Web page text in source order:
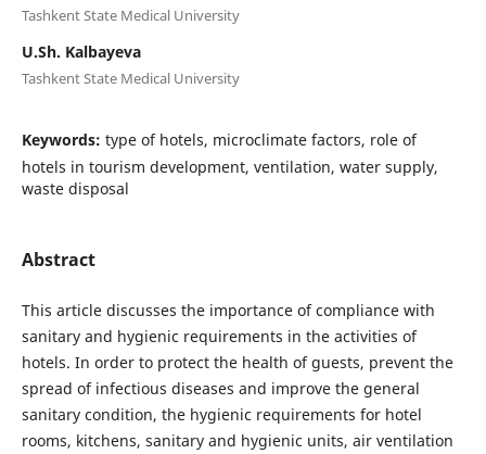
Tashkent State Medical University
U.Sh. Kalbayeva
Tashkent State Medical University
Keywords: type of hotels, microclimate factors, role of
hotels in tourism development, ventilation, water supply,
waste disposal
Abstract
This article discusses the importance of compliance with
sanitary and hygienic requirements in the activities of
hotels. In order to protect the health of guests, prevent the
spread of infectious diseases and improve the general
sanitary condition, the hygienic requirements for hotel
rooms, kitchens, sanitary and hygienic units, air ventilation